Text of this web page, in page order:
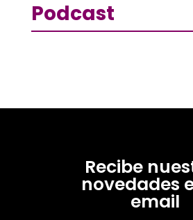
Podcast
Recibe
novedades
email